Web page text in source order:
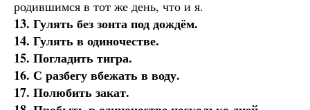
родившимся в тот же день, что и я.
13. Гулять без зонта под дождём.
14. Гулять в одиночестве.
15. Погладить тигра.
16. С разбегу вбежать в воду.
17. Полюбить закат.